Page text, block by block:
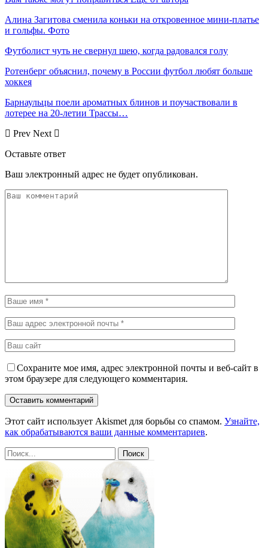
Алина Загитова сменила коньки на откровенное мини-платье
и гольфы. Фото
Футболист чуть не свернул шею, когда радовался голу
Ротенберг объяснил, почему в России футбол любят больше
хоккея
Барнаульцы поели ароматных блинов и поучаствовали в
лотерее на 20-летии Трассы…
Prev Next
Оставьте ответ
Ваш электронный адрес не будет опубликован.
Сохраните мое имя, адрес электронной почты и веб-сайт в
этом браузере для следующего комментария.
Этот сайт использует Akismet для борьбы со спамом. Узнайте,
как обрабатываются ваши данные комментариев.